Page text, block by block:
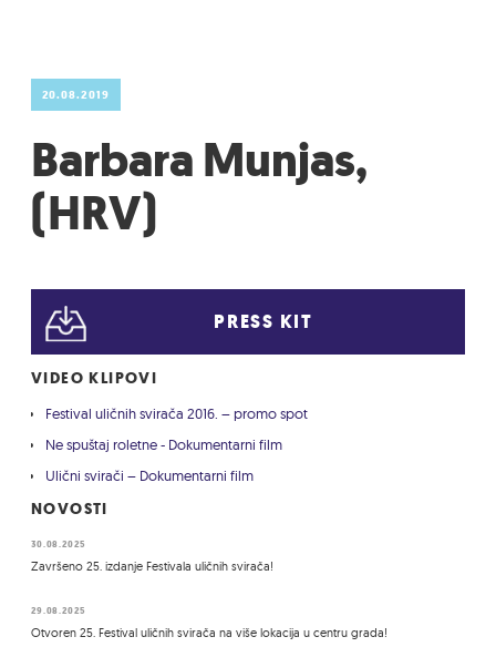
20.08.2019
Barbara Munjas,
(HRV)
PRESS KIT
VIDEO KLIPOVI
Festival uličnih svirača 2016. – promo spot
Ne spuštaj roletne - Dokumentarni film
Ulični svirači – Dokumentarni film
NOVOSTI
30.08.2025
Završeno 25. izdanje Festivala uličnih svirača!
29.08.2025
Otvoren 25. Festival uličnih svirača na više lokacija u centru grada!